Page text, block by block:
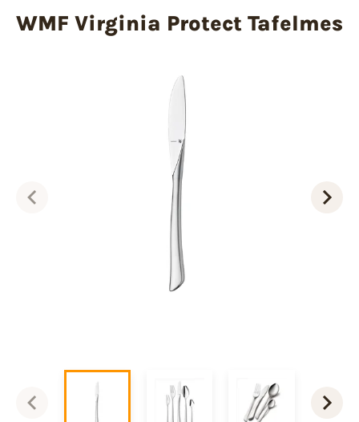
WMF Virginia Protect Tafelmes